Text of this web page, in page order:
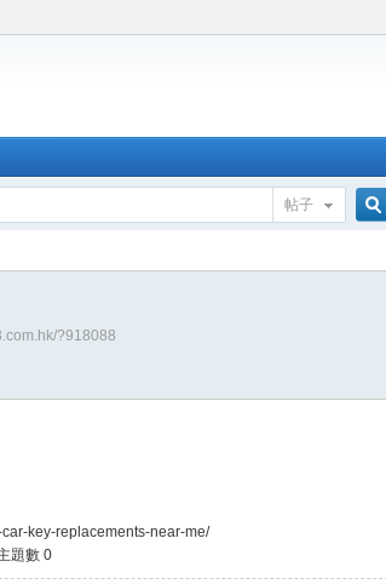
帖子
?918088
key-replacements-near-me/
題數 0